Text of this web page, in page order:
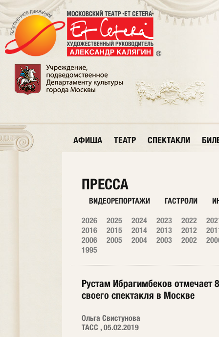
АФИША ТЕАТР СПЕКТАКЛИ
ПРЕССА
ВИДЕОРЕПОРТАЖИ ГАСТРОЛИ
2026 2025 2024 2023 2022
2016
2015 2014 2013 2012
2006
2005 2004 2003 2002
1995
Рустам Ибрагимбеков отмечает
своего спектакля в Москве
Ольга Свистунова
ТАСС , 05.02.2019